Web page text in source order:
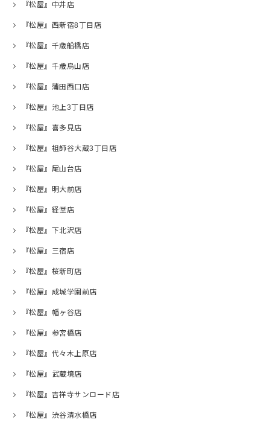
『松屋』中井店
『松屋』西新宿8丁目店
『松屋』千歳船橋店
『松屋』千歳烏山店
『松屋』蒲田西口店
『松屋』池上3丁目店
『松屋』喜多見店
『松屋』祖師谷大蔵3丁目店
『松屋』尾山台店
『松屋』明大前店
『松屋』経堂店
『松屋』下北沢店
『松屋』三宿店
『松屋』桜新町店
『松屋』成城学園前店
『松屋』幡ヶ谷店
『松屋』参宮橋店
『松屋』代々木上原店
『松屋』武蔵境店
『松屋』吉祥寺サンロード店
『松屋』渋谷清水橋店